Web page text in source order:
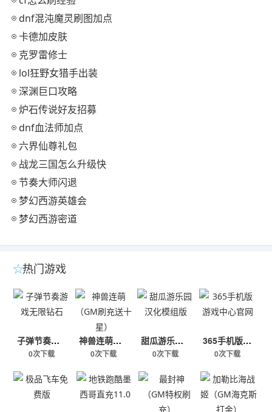
dnf混沌魔灵刷图加点
卡德加皮肤
克罗雷修士
lol狂野女猎手出装
深渊巨口攻略
炉石传说好友招募
dnf血法师加点
六界仙尊礼包
战龙三国怎么升级快
节奏大师闪退
梦幻西游英雄会
梦幻西游密道
热门游戏
子弹节奏游戏无限钻石
0次下载
神兽连萌（GM刷充送十星）
0次下载
甜瓜游乐园汉化模组版
0次下载
365手机版游戏中心官网
0次下载